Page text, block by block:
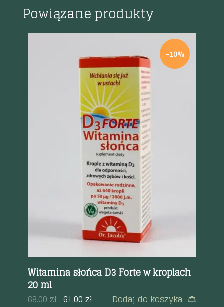
Powiązane produkty
-10%
Szybki podgląd
Witamina słońca D3 Forte w kroplach
20 ml
68.00zł 61.00zł Dodaj do koszyka